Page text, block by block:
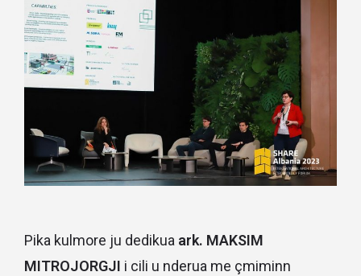
Pika kulmore ju dedikua ark. MAKSIM
MITROJORGJI i cili u nderua me çmiminn